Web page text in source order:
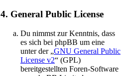
4. General Public License
Du nimmst zur Kenntnis, dass
es sich bei phpBB um eine
unter der „GNU General Public
License v2“ (GPL)
bereitgestellten Foren-Software